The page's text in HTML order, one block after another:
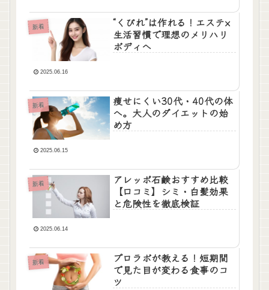
新着
“くびれ”は作れる！エステ×
生活習慣で理想のメリハリ
ボディへ
2025.06.16
新着
痩せにくい30代・40代の体
へ。大人のダイエットの始
め方
2025.06.15
新着
アレッポ石鹸おすすめ比較
【口コミ】シミ・白髪効果
と危険性を徹底検証
2025.06.14
新着
プロラボが教える！短期間
で見た目が変わる食事のコ
ツ